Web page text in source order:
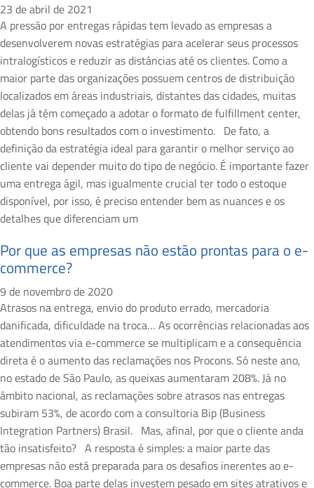
23 de abril de 2021
A pressão por entregas rápidas tem levado as empresas a
desenvolverem novas estratégias para acelerar seus processos
intralogísticos e reduzir as distâncias até os clientes. Como a
maior parte das organizações possuem centros de distribuição
localizados em áreas industriais, distantes das cidades, muitas
delas já têm começado a adotar o formato de fulfillment center,
obtendo bons resultados com o investimento. De fato, a
definição da estratégia ideal para garantir o melhor serviço ao
cliente vai depender muito do tipo de negócio. É importante fazer
uma entrega ágil, mas igualmente crucial ter todo o estoque
disponível, por isso, é preciso entender bem as nuances e os
detalhes que diferenciam um
Por que as empresas não estão prontas para o e-
commerce?
9 de novembro de 2020
Atrasos na entrega, envio do produto errado, mercadoria
danificada, dificuldade na troca… As ocorrências relacionadas aos
atendimentos via e-commerce se multiplicam e a consequência
direta é o aumento das reclamações nos Procons. Só neste ano,
no estado de São Paulo, as queixas aumentaram 208%. Já no
âmbito nacional, as reclamações sobre atrasos nas entregas
subiram 53%, de acordo com a consultoria Bip (Business
Integration Partners) Brasil. Mas, afinal, por que o cliente anda
tão insatisfeito? A resposta é simples: a maior parte das
empresas não está preparada para os desafios inerentes ao e-
commerce. Boa parte delas investem pesado em sites atrativos e